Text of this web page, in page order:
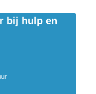
bij hulp en